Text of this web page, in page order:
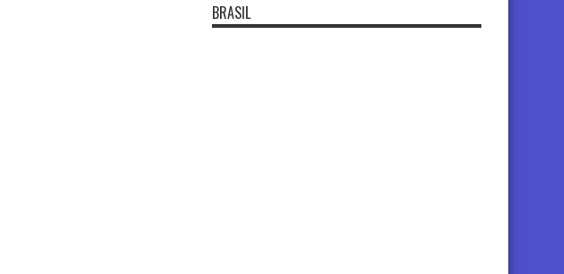
BRASIL